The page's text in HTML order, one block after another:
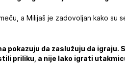
a Milijaš je zadovoljan kako su
pokazuju da zaslužuju da igraju.
priliku, a nije lako igrati